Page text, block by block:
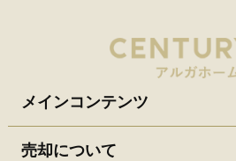
メインコンテンツ
売却について